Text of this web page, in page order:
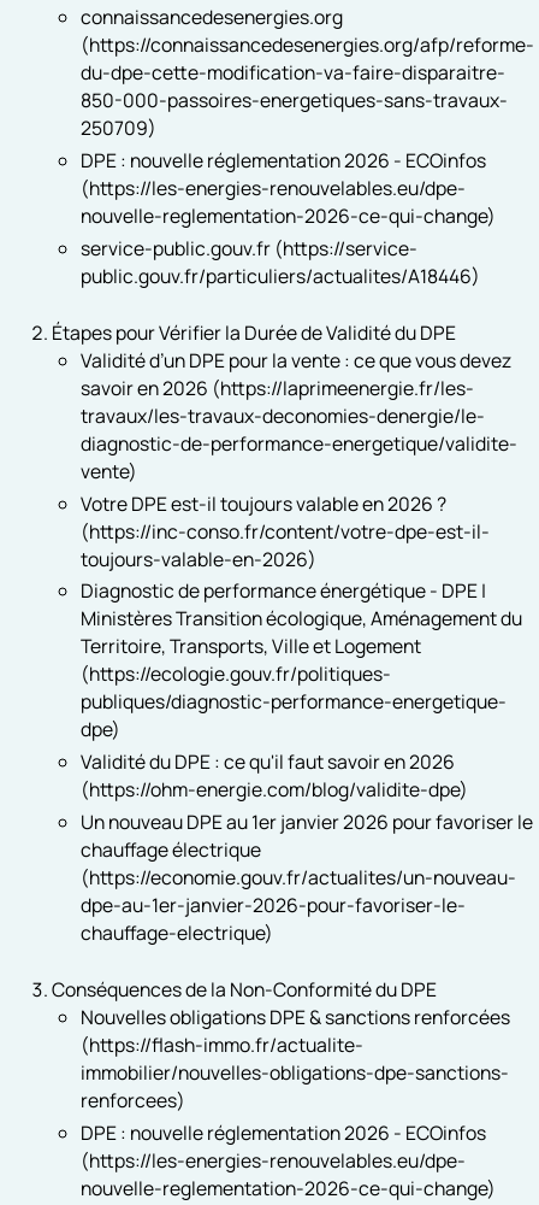
connaissancedesenergies.org
(https://connaissancedesenergies.org/afp/reforme-
du-dpe-cette-modification-va-faire-disparaitre-
850-000-passoires-energetiques-sans-travaux-
250709)
DPE : nouvelle réglementation 2026 - ECOinfos
(https://les-energies-renouvelables.eu/dpe-
nouvelle-reglementation-2026-ce-qui-change)
service-public.gouv.fr (https://service-
public.gouv.fr/particuliers/actualites/A18446)
Étapes pour Vérifier la Durée de Validité du DPE
Validité d’un DPE pour la vente : ce que vous devez
savoir en 2026 (https://laprimeenergie.fr/les-
travaux/les-travaux-deconomies-denergie/le-
diagnostic-de-performance-energetique/validite-
vente)
Votre DPE est-il toujours valable en 2026 ?
(https://inc-conso.fr/content/votre-dpe-est-il-
toujours-valable-en-2026)
Diagnostic de performance énergétique - DPE |
Ministères Transition écologique, Aménagement du
Territoire, Transports, Ville et Logement
(https://ecologie.gouv.fr/politiques-
publiques/diagnostic-performance-energetique-
dpe)
Validité du DPE : ce qu'il faut savoir en 2026
(https://ohm-energie.com/blog/validite-dpe)
Un nouveau DPE au 1er janvier 2026 pour favoriser le
chauffage électrique
(https://economie.gouv.fr/actualites/un-nouveau-
dpe-au-1er-janvier-2026-pour-favoriser-le-
chauffage-electrique)
Conséquences de la Non-Conformité du DPE
Nouvelles obligations DPE & sanctions renforcées
(https://flash-immo.fr/actualite-
immobilier/nouvelles-obligations-dpe-sanctions-
renforcees)
DPE : nouvelle réglementation 2026 - ECOinfos
(https://les-energies-renouvelables.eu/dpe-
nouvelle-reglementation-2026-ce-qui-change)